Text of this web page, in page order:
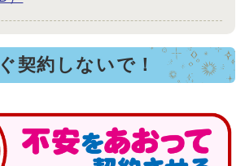
契約しないで！